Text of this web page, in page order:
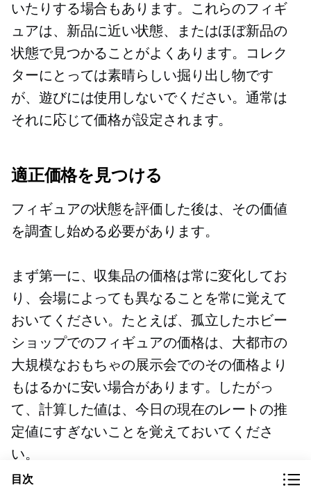
いたりする場合もあります。これらのフィギ
ュアは、新品に近い状態、またはほぼ新品の
状態で見つかることがよくあります。コレク
ターにとっては素晴らしい掘り出し物です
が、遊びには使用しないでください。通常は
それに応じて価格が設定されます。
適正価格を見つける
フィギュアの状態を評価した後は、その価値
を調査し始める必要があります。
まず第一に、収集品の価格は常に変化してお
り、会場によっても異なることを常に覚えて
おいてください。たとえば、孤立したホビー
ショップでのフィギュアの価格は、大都市の
大規模なおもちゃの展示会でのその価格より
もはるかに安い場合があります。したがっ
て、計算した値は、今日の現在のレートの推
定値にすぎないことを覚えておいてくださ
い。
目次